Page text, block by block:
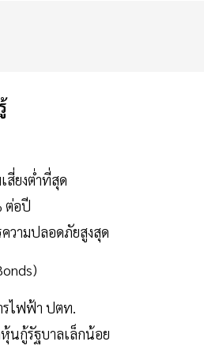
สี่ยงต่ำที่สุด
ต่อปี
วามปลอดภัยสูงสุด
รไฟฟ้า ปตท.
นกู้รัฐบาลเล็กน้อย